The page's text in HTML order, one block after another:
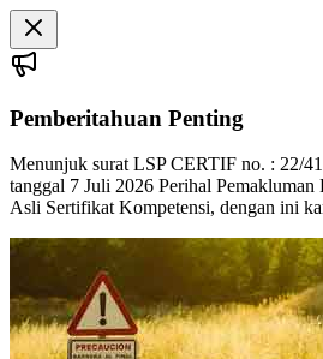
Pemberitahuan Penting
Menunjuk surat LSP CERTIF no. : 22/
tanggal 7 Juli 2026 Perihal Pemakluman
Asli Sertifikat Kompetensi, dengan ini